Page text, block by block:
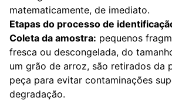
matematicamente, de imediato.
Etapas do processo de
Coleta da amostra: pequenos
fresca ou descongelada, do
um grão de arroz, são retirados da
peça para evitar contaminações
degradação.